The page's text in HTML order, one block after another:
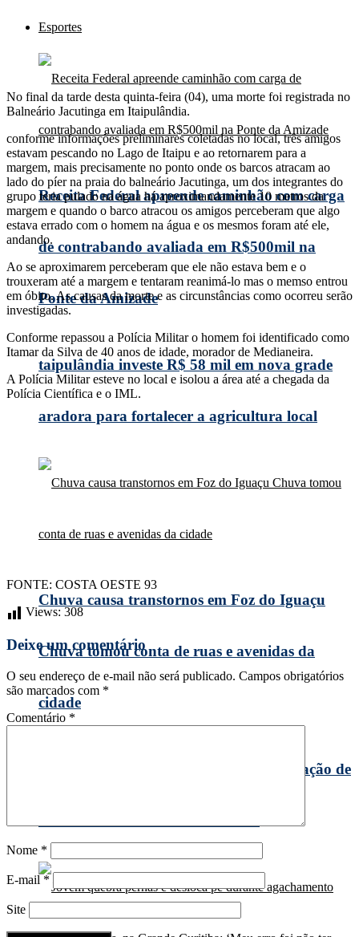
Esportes
Receita Federal apreende caminhão com carga
de contrabando avaliada em R$500mil na
Ponte da Amizade
taipulândia investe R$ 58 mil em nova grade
aradora para fortalecer a agricultura local
Chuva causa transtornos em Foz do Iguaçu
Chuva tomou conta de ruas e avenidas da
cidade
Missal cumpre com legislação e faz prestação de
No final da tarde desta quinta-feira (04), uma morte foi registrada no
Balneário Jacutinga em Itaipulândia.
conforme informações preliminares coletadas no local, três amigos
estavam pescando no Lago de Itaipu e ao retornarem para a
margem, mais precisamente no ponto onde os barcos atracam ao
lado do píer na praia do balneário Jacutinga, um dos integrantes do
grupo teria pulado na água há aproximandamente 10 metros da
margem e quando o barco atracou os amigos perceberam que algo
estava errado com o homem na água e os mesmos foram até ele,
andando.
Ao se aproximarem perceberam que ele não estava bem e o
trouxeram até a margem e tentaram reanimá-lo mas o memso entrou
em óbito. As causas da morte e as circunstâncias como ocorreu serão
investigadas.
Conforme repassou a Polícia Militar o homem foi identificado como
Itamar da Silva de 40 anos de idade, morador de Medianeira.
A Polícia Militar esteve no local e isolou a área até a chegada da
Polícia Científica e o IML.
FONTE: COSTA OESTE 93
Views: 308
Deixe um comentário
O seu endereço de e-mail não será publicado. Campos obrigatórios
são marcados com *
Comentário *
Nome *
E-mail *
Site